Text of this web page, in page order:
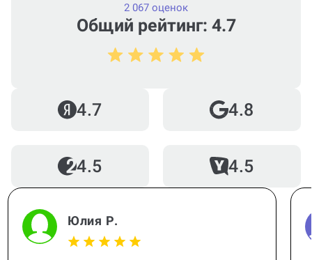
1С программирование от стр.
Посмотреть ещё
Общий рейтинг: 4.7
2 067 оценок
4.7 4.8
4.5 4.5
Юлия Р.